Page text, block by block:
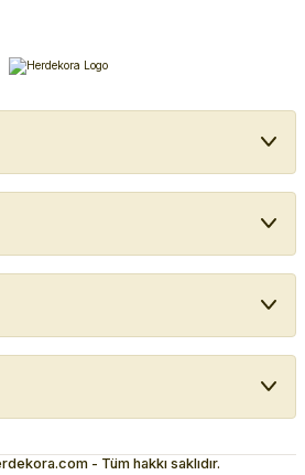
- Tüm hakkı saklıdır.